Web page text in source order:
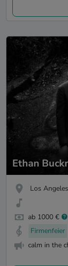
Ethan
Los
ab 1000 €
Firmenfeier
calm in the